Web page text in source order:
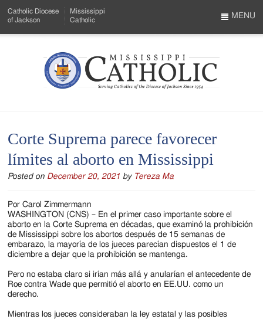
to
Menu
Content
Catholic Diocese
of Jackson
Mississippi
Catholic
Mississippi
Serving
Catholics
of
the
Diocese
of
Jackson
Since
1954
MENU
Corte Suprema parece favorecer
límites al aborto en Mississippi
Posted on December 20, 2021 by Tereza Ma
Por Carol Zimmermann
WASHINGTON (CNS) – En el primer caso importante sobre el
aborto en la Corte Suprema en décadas, que examinó la prohibición
de Mississippi sobre los abortos después de 15 semanas de
embarazo, la mayoría de los jueces parecían dispuestos el 1 de
diciembre a dejar que la prohibición se mantenga.
Pero no estaba claro si irían más allá y anularían el antecedente de
Roe contra Wade que permitió el aborto en EE.UU. como un
derecho.
Mientras los jueces consideraban la ley estatal y las posibles